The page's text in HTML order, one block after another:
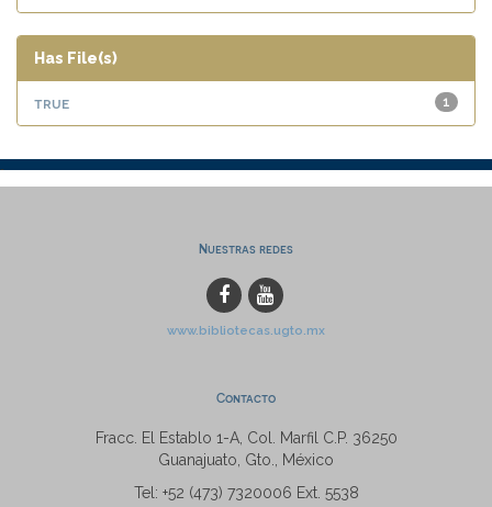
Has File(s)
1
true
Nuestras redes
www.bibliotecas.ugto.mx
Contacto
Fracc. El Establo 1-A, Col. Marfil C.P. 36250
Guanajuato, Gto., México
Tel: +52 (473) 7320006 Ext. 5538